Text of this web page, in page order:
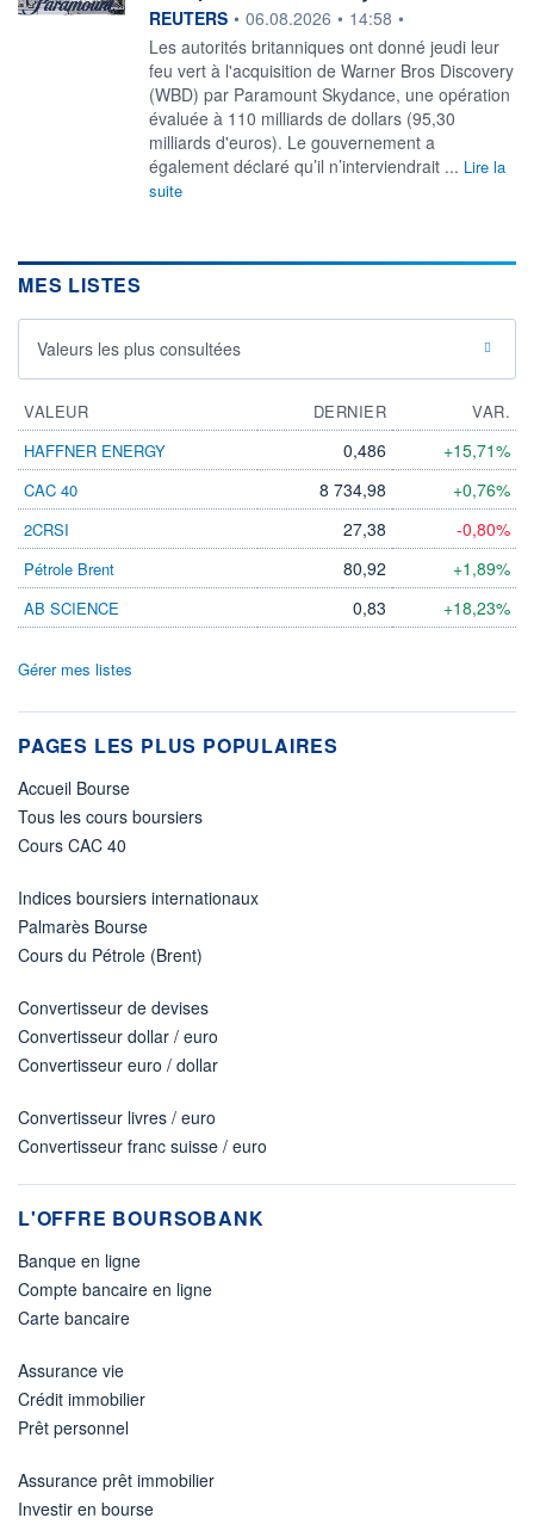
information fournie par
REUTERS • 06.08.2026 • 14:58 •
Les ‌autorités britanniques ont donné jeudi ​leur
feu vert à l'acquisition de Warner Bros Discovery
(WBD) par ​Paramount Skydance, une opération
évaluée à ​110 milliards de ⁠dollars (95,30
milliards d'euros). Le gouvernement a
‌également déclaré qu’il n’interviendrait ... Lire la
suite
MES LISTES
Valeurs les plus consultées
VALEUR DERNIER
VAR.
HAFFNER ENERGY
0,486 +15,71%
CAC 40 8 734,98 +0,76%
2CRSI 27,38 -0,80%
Pétrole Brent 80,92 +1,89%
AB SCIENCE 0,83 +18,23%
Gérer mes listes
PAGES LES PLUS POPULAIRES
Accueil Bourse
Tous les cours boursiers
Cours CAC 40
Indices boursiers internationaux
Palmarès Bourse
Cours du Pétrole (Brent)
Convertisseur de devises
Convertisseur dollar / euro
Convertisseur euro / dollar
Convertisseur livres / euro
Convertisseur franc suisse / euro
L'OFFRE BOURSOBANK
Banque en ligne
Compte bancaire en ligne
Carte bancaire
Assurance vie
Crédit immobilier
Prêt personnel
Assurance prêt immobilier
Investir en bourse